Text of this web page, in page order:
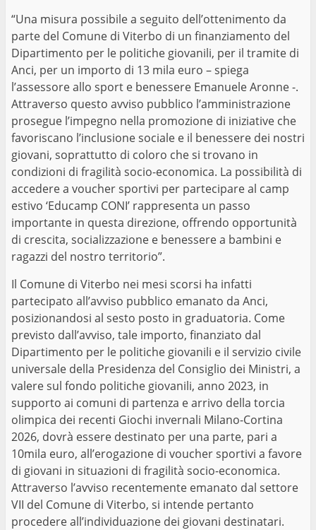
“Una misura possibile a seguito dell’ottenimento da
parte del Comune di Viterbo di un finanziamento del
Dipartimento per le politiche giovanili, per il tramite di
Anci, per un importo di 13 mila euro – spiega
l’assessore allo sport e benessere Emanuele Aronne -.
Attraverso questo avviso pubblico l’amministrazione
prosegue l’impegno nella promozione di iniziative che
favoriscano l’inclusione sociale e il benessere dei nostri
giovani, soprattutto di coloro che si trovano in
condizioni di fragilità socio-economica. La possibilità di
accedere a voucher sportivi per partecipare al camp
estivo ‘Educamp CONI’ rappresenta un passo
importante in questa direzione, offrendo opportunità
di crescita, socializzazione e benessere a bambini e
ragazzi del nostro territorio”.
Il Comune di Viterbo nei mesi scorsi ha infatti
partecipato all’avviso pubblico emanato da Anci,
posizionandosi al sesto posto in graduatoria. Come
previsto dall’avviso, tale importo, finanziato dal
Dipartimento per le politiche giovanili e il servizio civile
universale della Presidenza del Consiglio dei Ministri, a
valere sul fondo politiche giovanili, anno 2023, in
supporto ai comuni di partenza e arrivo della torcia
olimpica dei recenti Giochi invernali Milano-Cortina
2026, dovrà essere destinato per una parte, pari a
10mila euro, all’erogazione di voucher sportivi a favore
di giovani in situazioni di fragilità socio-economica.
Attraverso l’avviso recentemente emanato dal settore
VII del Comune di Viterbo, si intende pertanto
procedere all’individuazione dei giovani destinatari.